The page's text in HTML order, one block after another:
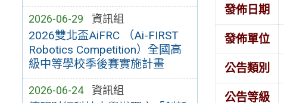
2026-06-29 資訊組
2026雙北盃AiFRC （Ai-FIRST
Robotics Competition）全國高
級中等學校季後賽實施計畫
2026-06-24 資訊組
發佈日期
發佈單位
公告類別
公告等級